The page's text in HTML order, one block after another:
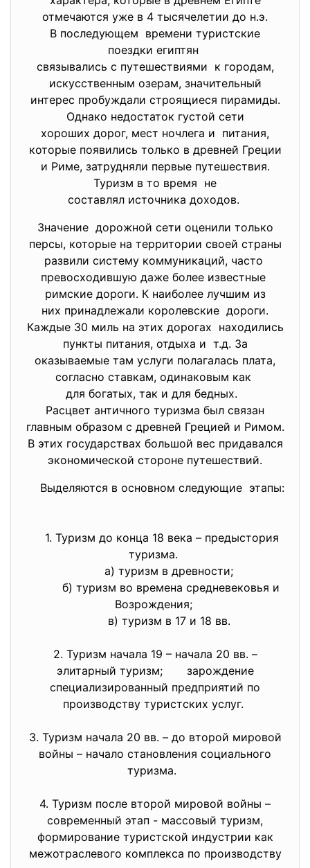
отмечаются уже в 4 тысячелетии до н.э.
В последующем времени туристские
поездки египтян
связывались с путешествиями к городам,
искусственным озерам, значительный
интерес пробуждали строящиеся пирамиды.
Однако недостаток густой сети
хороших дорог, мест ночлега и питания,
которые появились только в древней Греции
и Риме, затрудняли первые путешествия.
Туризм в то время не
составлял источника доходов.
Значение дорожной сети оценили только
персы, которые на территории своей страны
развили систему коммуникаций, часто
превосходившую даже более известные
римские дороги. К наиболее лучшим из
них принадлежали королевские дороги.
Каждые 30 миль на этих дорогах находились
пункты питания, отдыха и т.д. За
оказываемые там услуги полагалась плата,
согласно ставкам, одинаковым как
для богатых, так и для бедных.
Расцвет античного туризма был связан
главным образом с древней Грецией и Римом.
В этих государствах большой вес придавался
экономической стороне путешествий.
Выделяются в основном следующие этапы:
1. Туризм до конца 18 века – предыстория
туризма.
а) туризм в древности;
б) туризм во времена средневековья и
Возрождения;
в) туризм в 17 и 18 вв.
2. Туризм начала 19 – начала 20 вв. –
элитарный туризм; зарождение
специализированный предприятий по
производству туристских услуг.
3. Туризм начала 20 вв. – до второй мировой
войны – начало становления социального
туризма.
4. Туризм после второй мировой войны –
современный этап - массовый туризм,
формирование туристской индустрии как
межотраслевого комплекса по производству